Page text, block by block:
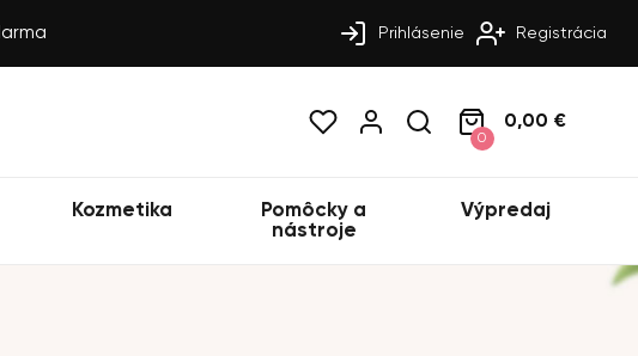
Prihlásenie Registrácia
0
0,00 €
Kozmetika
Pomôcky a
nástroje
Výpredaj